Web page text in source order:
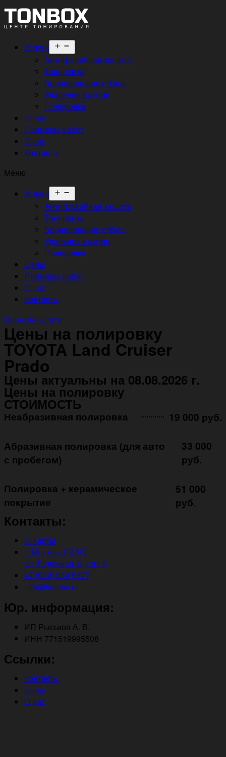
Услуги
меню
Антигравийная защита
Тонировка
Бронирование стёкол
Удаление вмятин
Полировка
Цены
Примеры работ
О нас
Контакты
Меню
Услуги
меню
Антигравийная защита
Тонировка
Бронирование стёкол
Удаление вмятин
Полировка
Цены
Примеры работ
О нас
Контакты
Цены на услуги
Цены на полировку
TOYOTA Land Cruiser
Prado
Цены актуальны на 08.08.2026 г.
Цены на полировку
СТОИМОСТЬ
Неабразивная полировка ㅤㅤㅤㅤ ㅤㅤㅤㅤ ㅤㅤㅤ 19 000 руб.
Абразивная полировка (для авто
с пробегом)
33 000
руб.
Полировка + керамическое
покрытие ㅤㅤㅤㅤㅤ
51 000
руб.
Контакты:
Я.Карты
г. Москва, СЗАО,
ул. Лодочная, 3, стр. 5
+7 (929) 939 5577
info@tonbox.ru
Юр. информация:
ИП Рыськов А. В.
ИНН 771519995508
Ссылки:
Контакты
Цены
О нас